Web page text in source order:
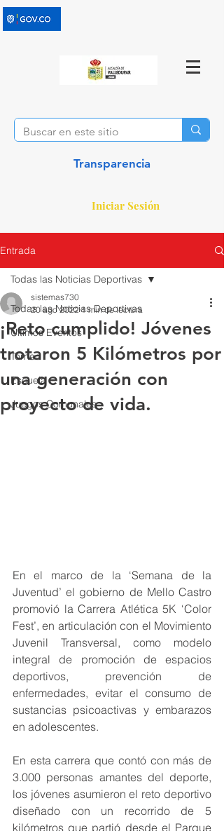
Transparencia
Iniciar Sesión
Entrada
Todas las Noticias Deportivas
Últimos Eventos
Torneo
Escuela
Juegos Comunales
Todas las Noticias Deportivas
¡Reto cumplido! Jóvenes
trotaron 5 Kilómetros por
una generación con
proyecto de vida.
sistemas730
20 ago 2022 1 min de lectura
En el marco de la ‘Semana de la
Juventud’ el gobierno de Mello Castro
promovió la Carrera Atlética 5K ‘Color
Fest’, en articulación con el Movimiento
Juvenil Transversal, como modelo
integral de promoción de espacios
deportivos, prevención de
enfermedades, evitar el consumo de
sustancias psicoactivas y embarazos
en adolescentes.
En esta carrera que contó con más de
3.000 personas amantes del deporte,
los jóvenes asumieron el reto deportivo
diseñado con un recorrido de 5
kilómetros que partió desde el Parque